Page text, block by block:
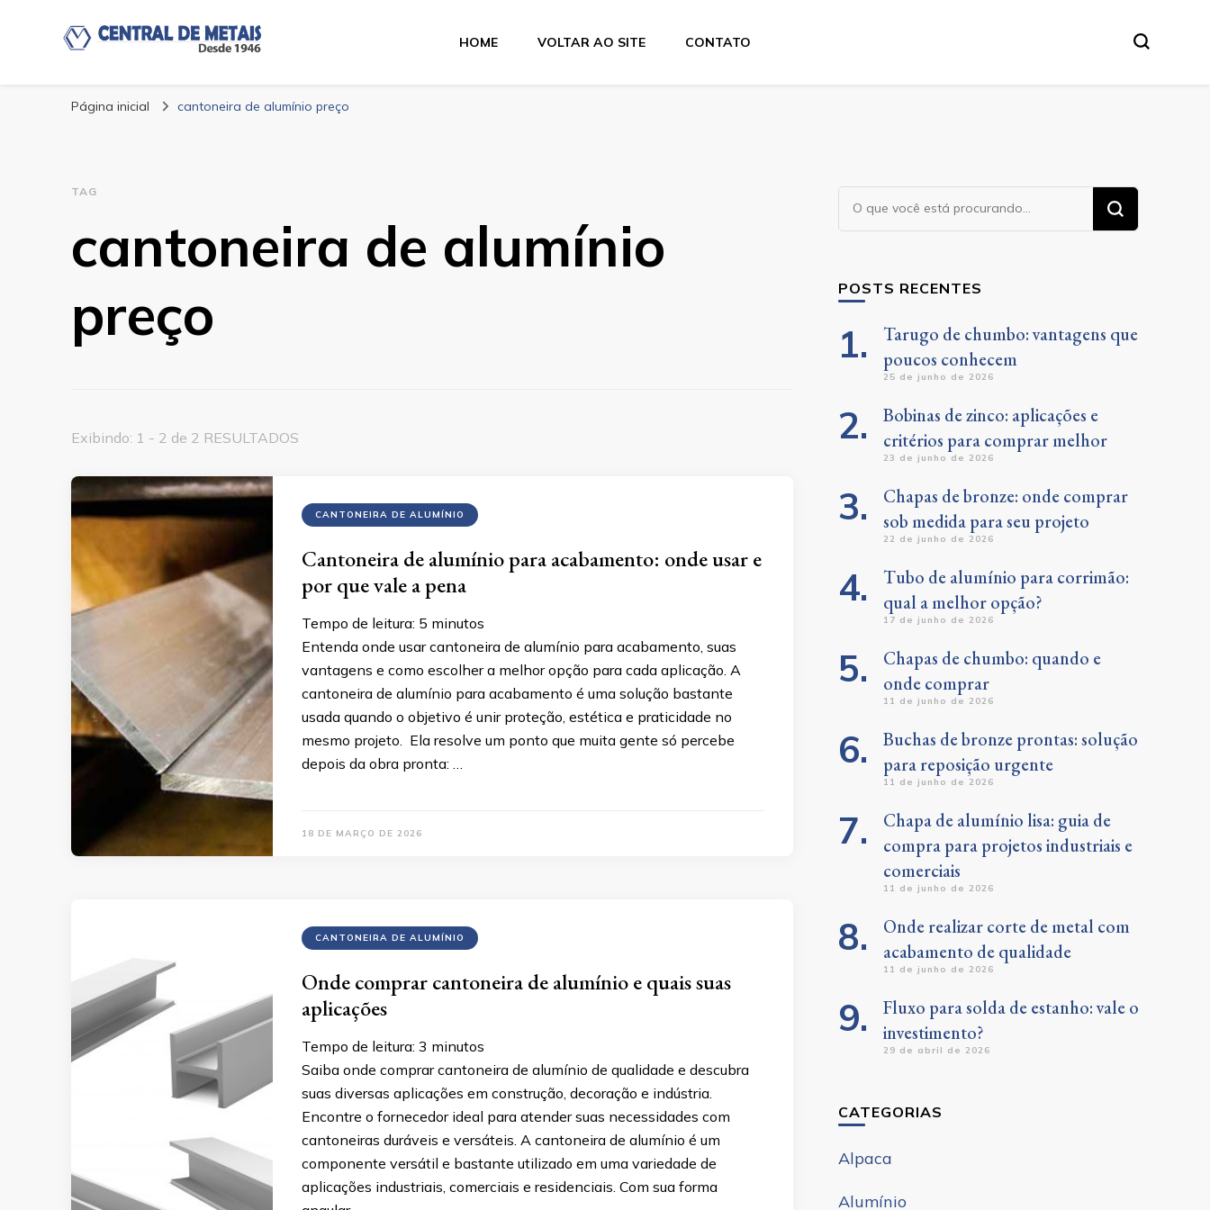
Blog | Central de Metais
HOME VOLTAR AO SITE CONTATO
Página inicial cantoneira de alumínio preço
TAG
cantoneira de alumínio
preço
Exibindo: 1 - 2 de 2 RESULTADOS
CANTONEIRA DE ALUMÍNIO
Cantoneira de alumínio para acabamento: onde usar e
por que vale a pena
Tempo de leitura: 5 minutos
Entenda onde usar cantoneira de alumínio para acabamento, suas
vantagens e como escolher a melhor opção para cada aplicação. A
cantoneira de alumínio para acabamento é uma solução bastante
usada quando o objetivo é unir proteção, estética e praticidade no
mesmo projeto. Ela resolve um ponto que muita gente só percebe
depois da obra pronta: …
18 DE MARÇO DE 2026
CANTONEIRA DE ALUMÍNIO
Onde comprar cantoneira de alumínio e quais suas
aplicações
Tempo de leitura: 3 minutos
Saiba onde comprar cantoneira de alumínio de qualidade e descubra
suas diversas aplicações em construção, decoração e indústria.
Encontre o fornecedor ideal para atender suas necessidades com
cantoneiras duráveis e versáteis. A cantoneira de alumínio é um
componente versátil e bastante utilizado em uma variedade de
aplicações industriais, comerciais e residenciais. Com sua forma
Procurando
POSTS RECENTES
Tarugo de chumbo: vantagens que
poucos conhecem
25 de junho de 2026
Bobinas de zinco: aplicações e
critérios para comprar melhor
23 de junho de 2026
Chapas de bronze: onde comprar
sob medida para seu projeto
22 de junho de 2026
Tubo de alumínio para corrimão:
qual a melhor opção?
17 de junho de 2026
Chapas de chumbo: quando e
onde comprar
11 de junho de 2026
Buchas de bronze prontas: solução
para reposição urgente
11 de junho de 2026
Chapa de alumínio lisa: guia de
compra para projetos industriais e
comerciais
11 de junho de 2026
Onde realizar corte de metal com
acabamento de qualidade
11 de junho de 2026
Fluxo para solda de estanho: vale o
investimento?
29 de abril de 2026
CATEGORIAS
Alpaca
Alumínio